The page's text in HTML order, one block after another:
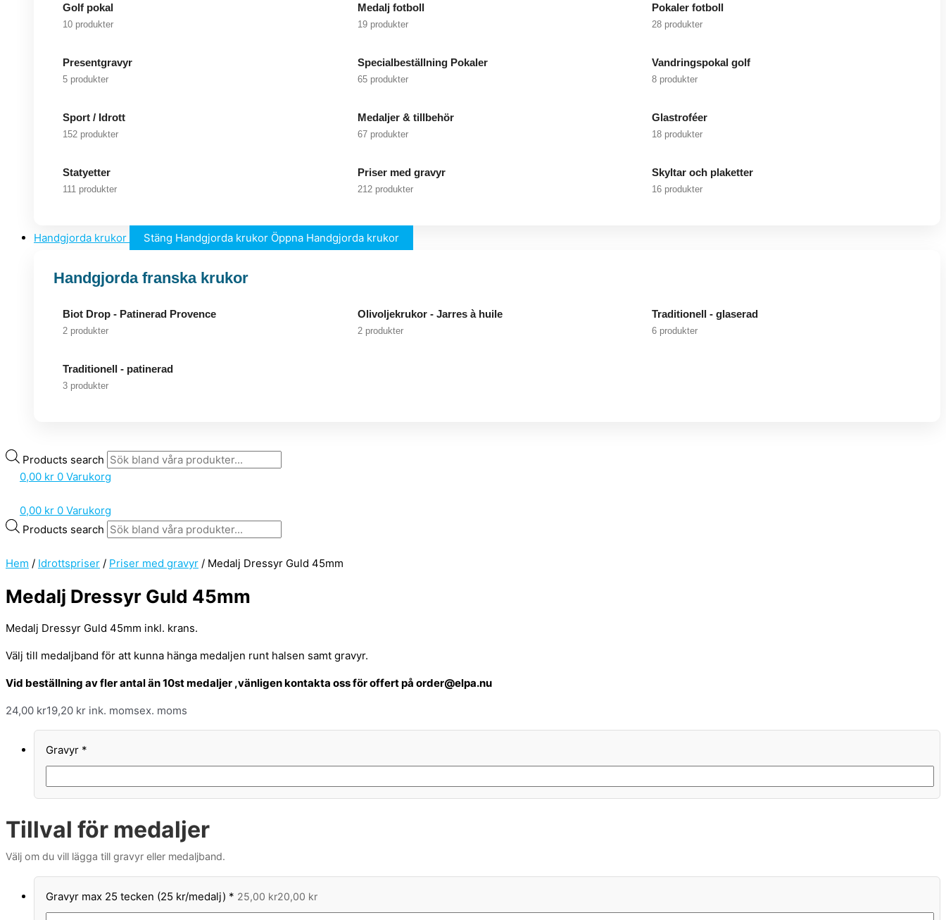
Golf pokal
10 produkter
Medalj fotboll
19 produkter
Pokaler fotboll
28 produkter
Presentgravyr
5 produkter
Specialbeställning Pokaler
65 produkter
Vandringspokal golf
8 produkter
Sport / Idrott
152 produkter
Medaljer & tillbehör
67 produkter
Glastroféer
18 produkter
Statyetter
111 produkter
Priser med gravyr
212 produkter
Skyltar och plaketter
16 produkter
Handgjorda krukor Stäng Handgjorda krukor Öppna Handgjorda krukor
Handgjorda franska krukor
Biot Drop - Patinerad Provence
2 produkter
Olivoljekrukor - Jarres à huile
2 produkter
Traditionell - glaserad
6 produkter
Traditionell - patinerad
3 produkter
Products search
0,00 kr 0 Varukorg
0,00 kr 0 Varukorg
Products search
Hem / Idrottspriser / Priser med gravyr / Medalj Dressyr Guld 45mm
Medalj Dressyr Guld 45mm
Medalj Dressyr Guld 45mm inkl. krans.
Välj till medaljband för att kunna hänga medaljen runt halsen samt gravyr.
Vid beställning av fler antal än 10st medaljer ,vänligen kontakta oss för offert på order@elpa.nu
24,00 kr19,20 kr ink. momsex. moms
Gravyr *
Tillval för medaljer
Välj om du vill lägga till gravyr eller medaljband.
Gravyr max 25 tecken (25 kr/medalj) * 25,00 kr20,00 kr